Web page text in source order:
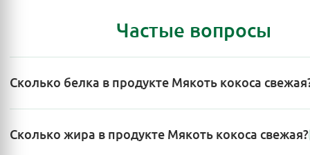
Частые вопросы
Сколько белка в продукте Мякоть кокоса
Сколько жира в продукте Мякоть кокоса свежая?